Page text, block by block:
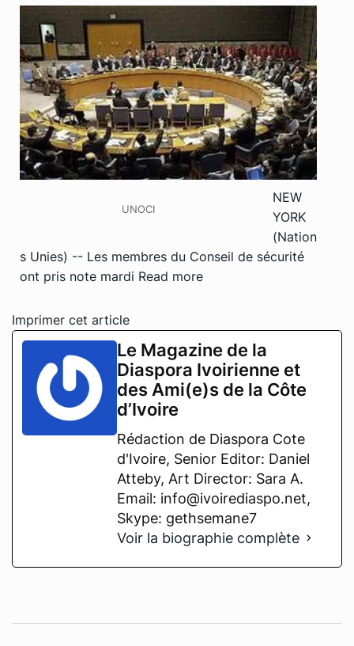
UNOCI
NEW
YORK
(Nation
s Unies) -- Les membres du Conseil de sécurité
ont pris note mardi Read more
Imprimer cet article
Le Magazine de la
Diaspora Ivoirienne et
des Ami(e)s de la Côte
d’Ivoire
Rédaction de Diaspora Cote
d'Ivoire, Senior Editor: Daniel
Atteby, Art Director: Sara A.
Email: info@ivoirediaspo.net,
Skype: gethsemane7
Voir la biographie complète